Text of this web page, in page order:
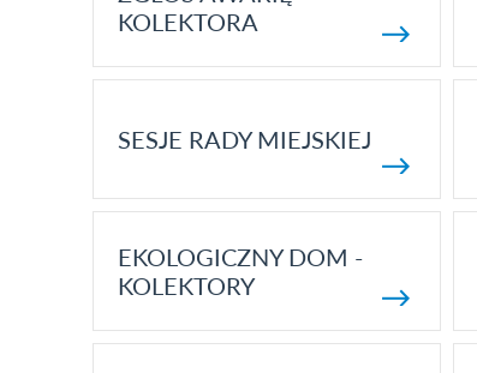
KOLEKTORA
SESJE RADY MIEJSKIEJ
EKOLOGICZNY DOM -
KOLEKTORY